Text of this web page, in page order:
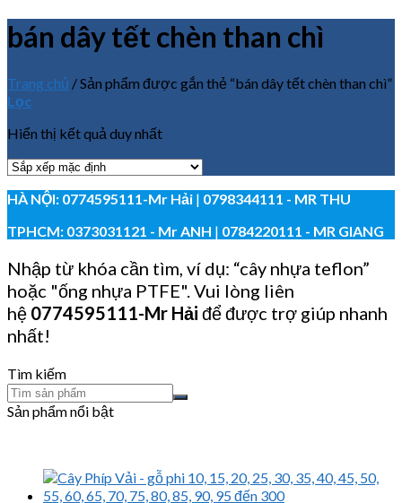
bán dây tết chèn than chì
Trang chủ /Sản phẩm được gắn thẻ “bán dây tết chèn than chì”
Lọc
Hiển thị kết quả duy nhất
HÀ NỘI: 0774595111-Mr Hải | 0798344111 - MR THU
TPHCM: 0373031121 - Mr ANH | 0784220111 - MR GIANG
Nhập từ khóa cần tìm, ví dụ: “cây nhựa teflon”
hoặc "ống nhựa PTFE". Vui lòng liên
hệ 0774595111-Mr Hải để được trợ giúp nhanh
nhất!
Tìm kiếm
Sản phẩm nổi bật